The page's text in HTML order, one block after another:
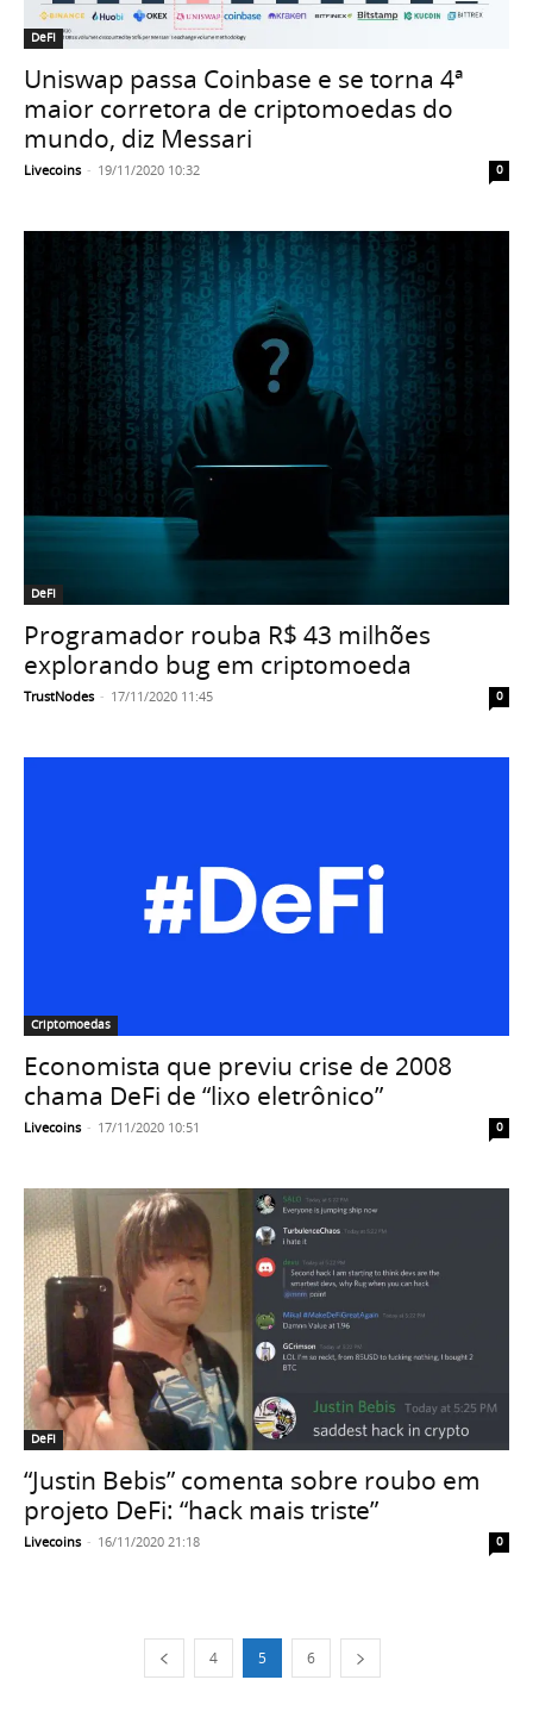
DeFI
Uniswap passa Coinbase e se torna 4ª
maior corretora de criptomoedas do
mundo, diz Messari
Livecoins - 19/11/2020 10:32 0
DeFI
Programador rouba R$ 43 milhões
explorando bug em criptomoeda
TrustNodes - 17/11/2020 11:45 0
Criptomoedas
Economista que previu crise de 2008
chama DeFi de “lixo eletrônico”
Livecoins - 17/11/2020 10:51 0
DeFI
“Justin Bebis” comenta sobre roubo em
projeto DeFi: “hack mais triste”
Livecoins - 16/11/2020 21:18 0
4 5 6